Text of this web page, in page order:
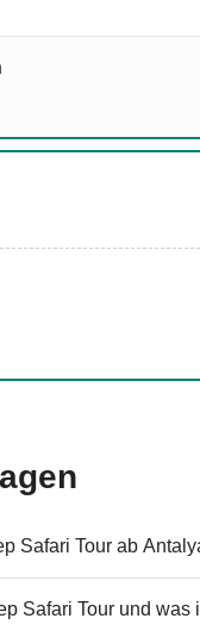
Safari Tour ab
Safari Tour und was